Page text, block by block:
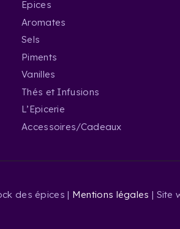
Epices
Aromates
Sels
Piments
Vanilles
Thés et Infusions
L’Epicerie
Accessoires/Cadeaux
des épices | Mentions légales | Site